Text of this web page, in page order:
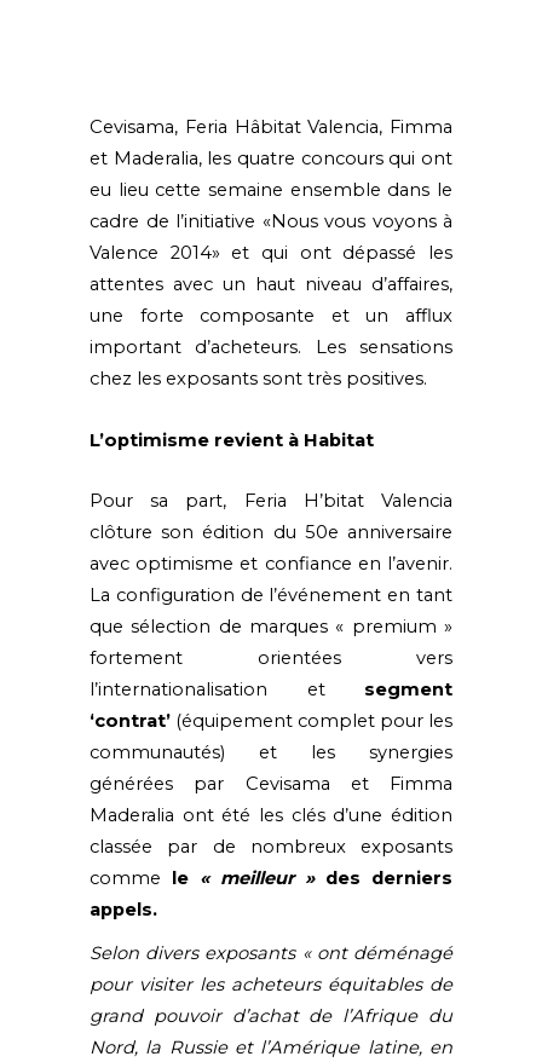
Cevisama, Feria Hâbitat Valencia, Fimma
et Maderalia, les quatre concours qui ont
eu lieu cette semaine ensemble dans le
cadre de l’initiative «Nous vous voyons à
Valence 2014» et qui ont dépassé les
attentes avec un haut niveau d’affaires,
une forte composante et un afflux
important d’acheteurs. Les sensations
chez les exposants sont très positives.
L’optimisme revient à Habitat
Pour sa part, Feria H’bitat Valencia
clôture son édition du 50e anniversaire
avec optimisme et confiance en l’avenir.
La configuration de l’événement en tant
que sélection de marques « premium »
fortement orientées vers
l’internationalisation et segment
‘contrat’ (équipement complet pour les
communautés) et les synergies
générées par Cevisama et Fimma
Maderalia ont été les clés d’une édition
classée par de nombreux exposants
comme le « meilleur »des derniers
appels.
Selon divers exposants « ont déménagé
pour visiter les acheteurs équitables de
grand pouvoir d’achat de l’Afrique du
Nord, la Russie et l’Amérique latine, en